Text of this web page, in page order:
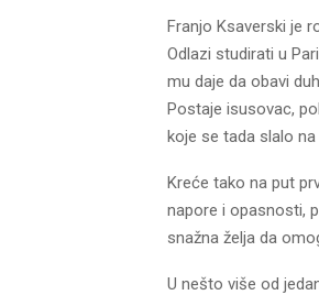
Franjo Ksaverski je
Odlazi studirati u
mu daje da obavi
Postaje isusovac,
koje se tada slalo
Kreće tako na put
napore i opasnosti,
snažna želja da
U nešto više od